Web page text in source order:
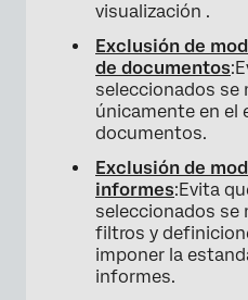
visualización .
Exclusión de
de documentos
seleccionados se
únicamente en el
documentos.
Exclusión de
informes:Evita
seleccionados se
filtros y
imponer la
informes.